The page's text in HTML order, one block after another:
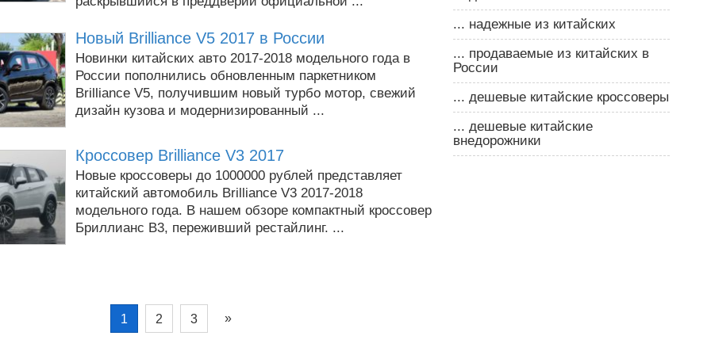
Новый Brilliance V5 2017 в России
Новинки китайских авто 2017-2018 модельного года в
России пополнились обновленным паркетником
Brilliance V5, получившим новый турбо мотор, свежий
дизайн кузова и модернизированный ...
Кроссовер Brilliance V3 2017
Новые кроссоверы до 1000000 рублей представляет
китайский автомобиль Brilliance V3 2017-2018
модельного года. В нашем обзоре компактный кроссовер
Бриллианс В3, переживший рестайлинг. ...
1 2 3 »
... надежные из китайских
... продаваемые из китайских в
России
... дешевые китайские кроссоверы
... дешевые китайские
внедорожники